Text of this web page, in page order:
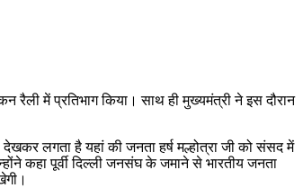
रैली में प्रतिभाग किया। साथ ही मुख्यमंत्री ने इस दौरान
लगता है यहां की जनता हर्ष मल्होत्रा जी को संसद में
कहा पूर्वी दिल्ली जनसंघ के जमाने से भारतीय जनता